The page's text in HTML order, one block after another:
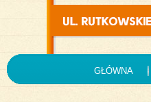
GŁÓWNA